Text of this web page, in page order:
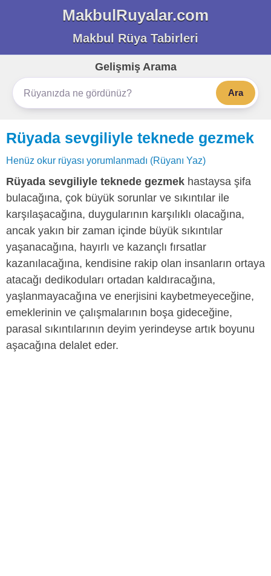
MakbulRuyalar.com
Makbul Rüya Tabirleri
Gelişmiş Arama
Ara
Rüyada sevgiliyle teknede gezmek
Henüz okur rüyası yorumlanmadı (Rüyanı Yaz)
Rüyada sevgiliyle teknede gezmek hastaysa şifa
bulacağına, çok büyük sorunlar ve sıkıntılar ile
karşılaşacağına, duygularının karşılıklı olacağına,
ancak yakın bir zaman içinde büyük sıkıntılar
yaşanacağına, hayırlı ve kazançlı fırsatlar
kazanılacağına, kendisine rakip olan insanların ortaya
atacağı dedikoduları ortadan kaldıracağına,
yaşlanmayacağına ve enerjisini kaybetmeyeceğine,
emeklerinin ve çalışmalarının boşa gideceğine,
parasal sıkıntılarının deyim yerindeyse artık boyunu
aşacağına delalet eder.